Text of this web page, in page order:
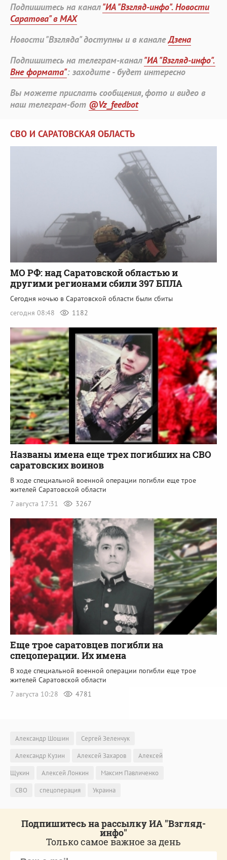
Подпишитесь на канал"ИА "Взгляд-инфо". Новости
Саратова" в MAX
Новости "Взгляда" доступны и в каналеДзена
Подпишитесь на телеграм-канал"ИА "Взгляд-инфо".
Вне формата": заходите - будет интересно
Вы можете прислать сообщения, фото и видео в
наш телеграм-бот @Vz_feedbot
СВО И САРАТОВСКАЯ ОБЛАСТЬ
МО РФ: над Саратовской областью и
другими регионами сбили 397 БПЛА
Сегодня ночью в Саратовской области были сбиты
сегодня 08:48
1182
Названы имена еще трех погибших на СВО
саратовских воинов
В ходе специальной военной операции погибли еще трое
жителей Саратовской области
7 августа 17:31
3267
Еще трое саратовцев погибли на
спецоперации. Их имена
В ходе специальной военной операции погибли еще трое
жителей Саратовской области
7 августа 10:28
4781
Александр Шошин
Сергей Зеленчук
Александр Кузин
Алексей Захаров
Алексей
Щукин
Алексей Лонкин
Максим Павличенко
СВО
спецоперация Украина
Подпишитесь на рассылку ИА "Взгляд-
инфо"
Только самое важное за день